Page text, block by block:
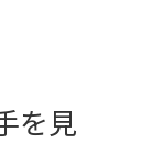
を見